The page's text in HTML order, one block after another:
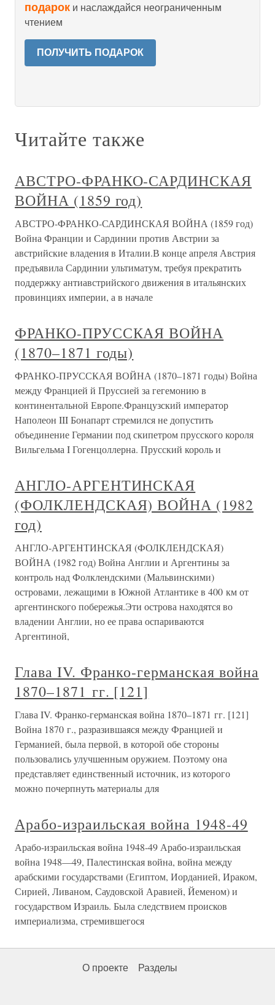
подарок и наслаждайся неограниченным
чтением
ПОЛУЧИТЬ ПОДАРОК
Читайте также
АВСТРО-ФРАНКО-САРДИНСКАЯ
ВОЙНА (1859 год)
АВСТРО-ФРАНКО-САРДИНСКАЯ ВОЙНА (1859 год)
Война Франции и Сардинии против Австрии за
австрийские владения в Италии.В конце апреля Австрия
предъявила Сардинии ультиматум, требуя прекратить
поддержку антиавстрийского движения в итальянских
провинциях империи, а в начале
ФРАНКО-ПРУССКАЯ ВОЙНА
(1870–1871 годы)
ФРАНКО-ПРУССКАЯ ВОЙНА (1870–1871 годы) Война
между Францией й Пруссией за гегемонию в
континентальной Европе.Французский император
Наполеон III Бонапарт стремился не допустить
объединение Германии под скипетром прусского короля
Вильгельма I Гогенцоллерна. Прусский король и
АНГЛО-АРГЕНТИНСКАЯ
(ФОЛКЛЕНДСКАЯ) ВОЙНА (1982
год)
АНГЛО-АРГЕНТИНСКАЯ (ФОЛКЛЕНДСКАЯ)
ВОЙНА (1982 год) Война Англии и Аргентины за
контроль над Фолклендскими (Мальвинскими)
островами, лежащими в Южной Атлантике в 400 км от
аргентинского побережья.Эти острова находятся во
владении Англии, но ее права оспариваются
Аргентиной,
Глава IV. Франко-германская война
1870–1871 гг. [121]
Глава IV. Франко-германская война 1870–1871 гг. [121]
Война 1870 г., разразившаяся между Францией и
Германией, была первой, в которой обе стороны
пользовались улучшенным оружием. Поэтому она
представляет единственный источник, из которого
можно почерпнуть материалы для
Арабо-израильская война 1948-49
Арабо-израильская война 1948-49 Арабо-израильская
война 1948—49, Палестинская война, война между
арабскими государствами (Египтом, Иорданией, Ираком,
Сирией, Ливаном, Саудовской Аравией, Йеменом) и
государством Израиль. Была следствием происков
империализма, стремившегося
О проекте Разделы